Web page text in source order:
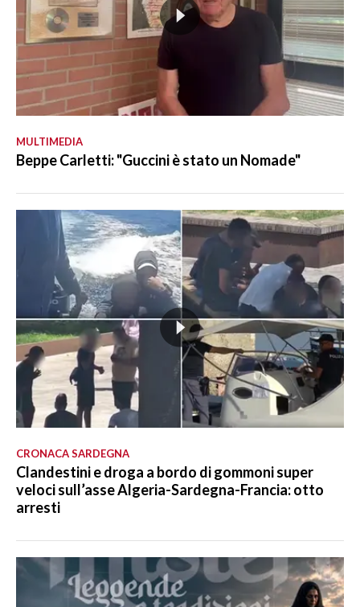
MULTIMEDIA
Beppe Carletti: "Guccini è stato un Nomade"
CRONACA SARDEGNA
Clandestini e droga a bordo di gommoni super
veloci sull’asse Algeria-Sardegna-Francia: otto
arresti